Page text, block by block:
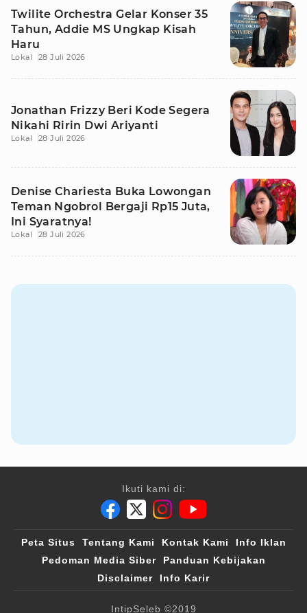
Twilite Orchestra Gelar Konser 35
Tahun, Addie MS Ungkap Kisah
Haru
Lokal 28 Juli 2026
Jonathan Frizzy Beri Kode Segera
Nikahi Ririn Dwi Ariyanti
Lokal 28 Juli 2026
Denise Chariesta Buka Lowongan
Teman Ngobrol Bergaji Rp15 Juta,
Ini Syaratnya!
Lokal 28 Juli 2026
Ikuti kami di:
Peta Situs Tentang Kami Kontak Kami
Info Iklan
Pedoman Media Siber
Panduan Kebijakan
Disclaimer
Info Karir
IntipSeleb ©2019